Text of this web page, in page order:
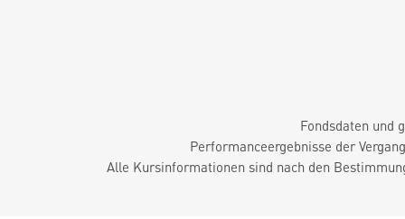
Fondsdaten und
Performanceergebnisse der
Alle Kursinformationen sind nach den